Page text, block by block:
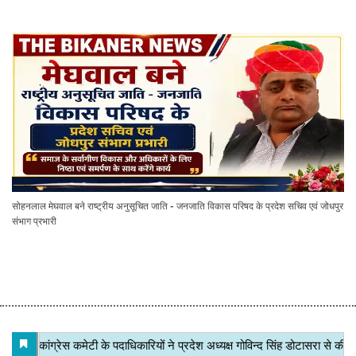
सोहनलाल मेघवाल बने राष्ट्रीय अनुसूचित जाति - जनजाति विकास परिषद के प्रदेश सचिव एवं जोधपुर
संभाग प्रभारी